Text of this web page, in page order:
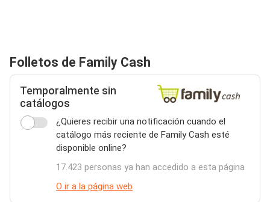
Folletos de Family Cash
Temporalmente sin
catálogos
¿Quieres recibir una notificación cuando el
catálogo más reciente de Family Cash esté
disponible online?
17.423 personas ya han accedido a esta página
O ir a la página web